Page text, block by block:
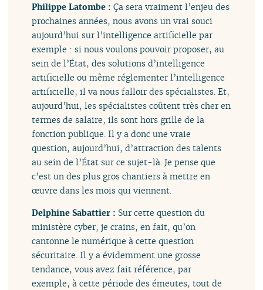
Philippe Latombe :Ça sera vraiment l’enjeu des
prochaines années, nous avons un vrai souci
aujourd’hui sur l’intelligence artificielle par
exemple : si nous voulons pouvoir proposer, au
sein de l’État, des solutions d’intelligence
artificielle ou même réglementer l’intelligence
artificielle, il va nous falloir des spécialistes. Et,
aujourd’hui, les spécialistes coûtent très cher en
termes de salaire, ils sont hors grille de la
fonction publique. Il y a donc une vraie
question, aujourd’hui, d’attraction des talents
au sein de l’État sur ce sujet-là. Je pense que
c’est un des plus gros chantiers à mettre en
œuvre dans les mois qui viennent.
Delphine Sabattier : Sur cette question du
ministère cyber, je crains, en fait, qu’on
cantonne le numérique à cette question
sécuritaire. Il y a évidemment une grosse
tendance, vous avez fait référence, par
exemple, à cette période des émeutes, tout de